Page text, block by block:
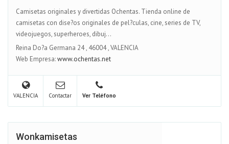
Camisetas originales y divertidas Ochentas. Tienda online de
camisetas con dise?os originales de pel?culas, cine, series de TV,
videojuegos, superheroes, dibuj...
Reina Do?a Germana 24, 46004,VALENCIA
Web Empresa:www.ochentas.net
VALENCIA Contactar Ver Teléfono
Wonkamisetas